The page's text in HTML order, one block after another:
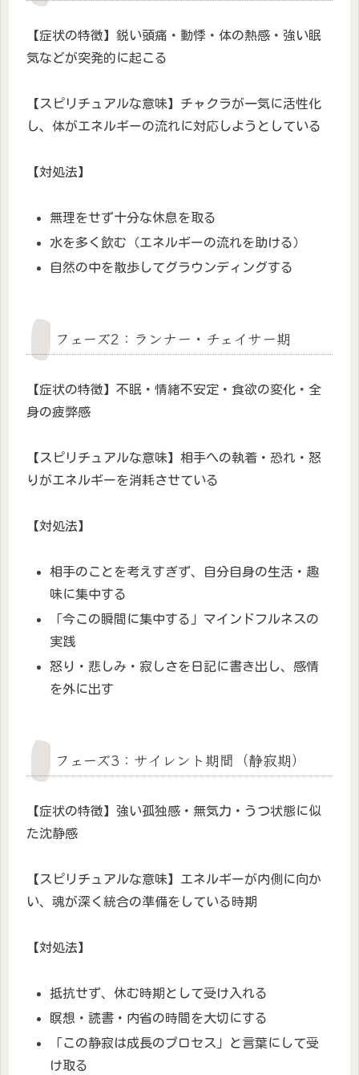
【症状の特徴】鋭い頭痛・動悸・体の熱感・強い眠
気などが突発的に起こる
【スピリチュアルな意味】チャクラが一気に活性化
し、体がエネルギーの流れに対応しようとしている
【対処法】
無理をせず十分な休息を取る
水を多く飲む（エネルギーの流れを助ける）
自然の中を散歩してグラウンディングする
フェーズ2：ランナー・チェイサー期
【症状の特徴】不眠・情緒不安定・食欲の変化・全
身の疲弊感
【スピリチュアルな意味】相手への執着・恐れ・怒
りがエネルギーを消耗させている
【対処法】
相手のことを考えすぎず、自分自身の生活・趣
味に集中する
「今この瞬間に集中する」マインドフルネスの
実践
怒り・悲しみ・寂しさを日記に書き出し、感情
を外に出す
フェーズ3：サイレント期間（静寂期）
【症状の特徴】強い孤独感・無気力・うつ状態に似
た沈静感
【スピリチュアルな意味】エネルギーが内側に向か
い、魂が深く統合の準備をしている時期
【対処法】
抵抗せず、休む時期として受け入れる
瞑想・読書・内省の時間を大切にする
「この静寂は成長のプロセス」と言葉にして受
け取る